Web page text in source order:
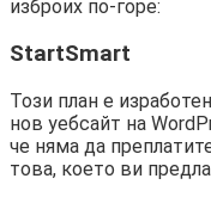
изброих по-горе:
StartSmart
Този план е
нов уебсайт на
че няма да
това, което ви